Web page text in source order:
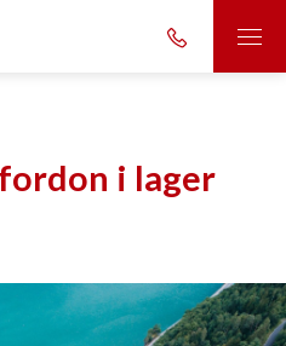
i lager